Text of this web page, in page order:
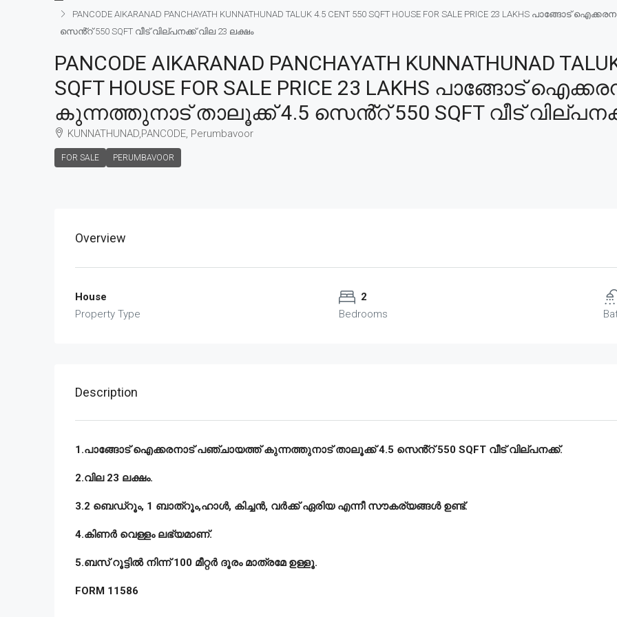
PANCODE AIKARANAD PANCHAYATH KUNNATHUNAD TALUK 4.5 CENT 550 SQFT HOUSE FOR SALE PRICE 23 LAKHS
സെൻ്റ് 550 SQFT വീട് വില്പനക്ക് വില 23 ലക്ഷം
PANCODE AIKARANAD PANCHAYATH KUNNATHUNAD
SQFT HOUSE FOR SALE PRICE 23 LAKHS പാങ്ങോട്
കുന്നത്തുനാട് താലൂക്ക് 4.5 സെൻ്റ് 550 SQFT വീട്
KUNNATHUNAD,PANCODE, Perumbavoor
FOR SALE PERUMBAVOOR
Overview
House
Property Type
2
Bedrooms
Description
1.പാങ്ങോട് ഐക്കരനാട് പഞ്ചായത്ത് കുന്നത്തുനാട് താലൂക്ക് 4.5 സെൻ്റ് 550 SQFT വീട് വില്പനക്ക്.
2.വില 23 ലക്ഷം.
3.2 ബെഡ്റൂം, 1 ബാത്റൂം,ഹാൾ, കിച്ചൻ, വർക്ക് ഏരിയ എന്നീ സൗകര്യങ്ങൾ ഉണ്ട്.
4.കിണർ വെള്ളം ലഭ്യമാണ്.
5.ബസ് റൂട്ടിൽ നിന്ന് 100 മീറ്റർ ദൂരം മാത്രമേ ഉള്ളൂ.
FORM 11586